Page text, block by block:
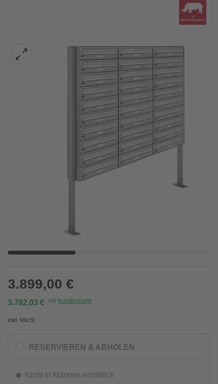
3.899,00 €
3.782,03 € mit Kundenkarte
Inkl. MwSt.
RESERVIEREN & ABHOLEN
Nicht in Märkten erhältlich